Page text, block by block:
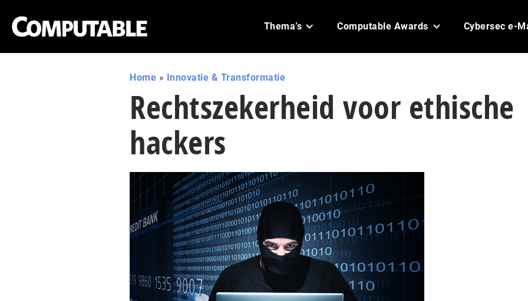
Thema’s Computable Awards Cybersec e-
Home » Innovatie & Transformatie
Rechtszekerheid voor ethische
hackers